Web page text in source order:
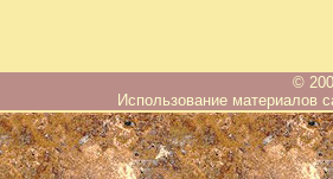
©
Использование материалов